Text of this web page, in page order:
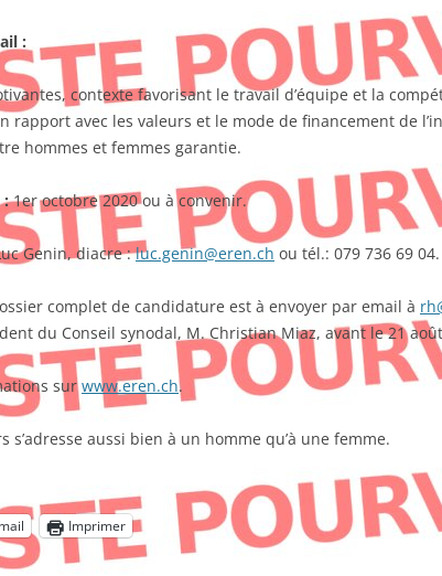
:
contexte favorisant le travail d’équipe et la
rapport avec les valeurs et le mode de financement de
hommes et femmes garantie.
:1er octobre 2020 ou à convenir.
Genin, diacre :luc.genin@eren.ch ou tél.: 079 736 69 04.
complet de candidature est à envoyer par email à
du Conseil synodal, M. Christian Miaz, avant le 21
surwww.eren.ch.
s’adresse aussi bien à un homme qu’à une femme.
Imprimer